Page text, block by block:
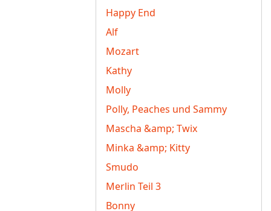
Happy End
Alf
Mozart
Kathy
Molly
Polly, Peaches und Sammy
Mascha &amp; Twix
Minka &amp; Kitty
Smudo
Merlin Teil 3
Bonny